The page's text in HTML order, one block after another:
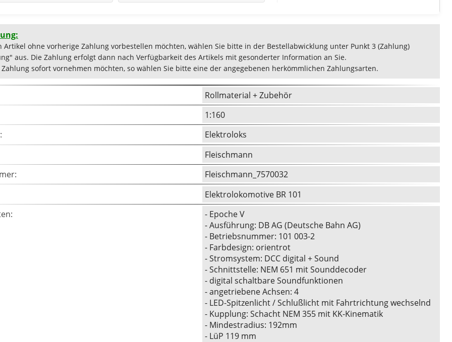
Artikel ohne vorherige Zahlung vorbestellen möchten, wählen Sie bitte in der Bestellabwicklung unter Punkt 3 (Zahlung)
aus. Die Zahlung erfolgt dann nach Verfügbarkeit des Artikels mit gesonderter Information an Sie.
Zahlung sofort vornehmen möchten, so wählen Sie bitte eine der angegebenen herkömmlichen Zahlungsarten.
Rollmaterial + Zubehör
1:160
Elektroloks
Fleischmann
Fleischmann_7570032
Elektrolokomotive BR 101
- Epoche V
- Ausführung: DB AG (Deutsche Bahn AG)
- Betriebsnummer: 101 003-2
- Farbdesign: orientrot
- Stromsystem: DCC digital + Sound
- Schnittstelle: NEM 651 mit Sounddecoder
- digital schaltbare Soundfunktionen
- angetriebene Achsen: 4
- LED-Spitzenlicht / Schlußlicht mit Fahrtrichtung wechselnd
- Kupplung: Schacht NEM 355 mit KK-Kinematik
- Mindestradius: 192mm
- LüP 119 mm